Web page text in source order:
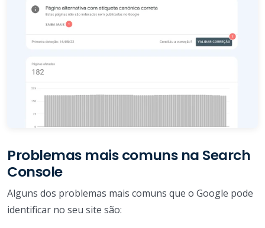
Problemas mais comuns na Search
Console
Alguns dos problemas mais comuns que o Google pode
identificar no seu site são: